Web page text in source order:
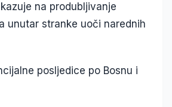
na produbljivanje
unutar stranke uoči narednih
posljedice po Bosnu i